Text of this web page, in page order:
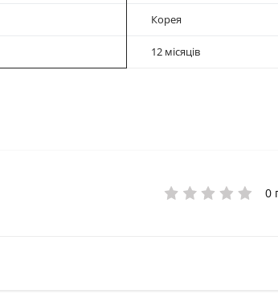
Корея
12 місяців
0